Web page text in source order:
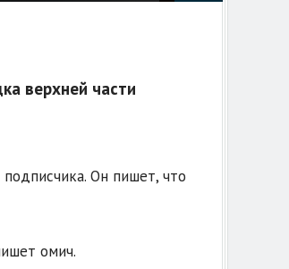
верхней части
Он пишет, что
омич.